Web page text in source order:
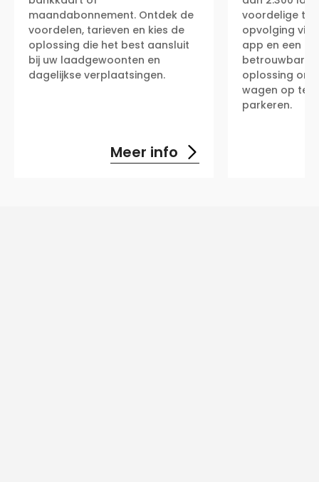
maandabonnement. Ontdek de
voordelen, tarieven en kies de
oplossing die het best aansluit
bij uw laadgewoonten en
dagelijkse verplaatsingen.
Meer info
voordelige
opvolging via
app en een
betrouwbare
oplossing om
wagen op te
parkeren.